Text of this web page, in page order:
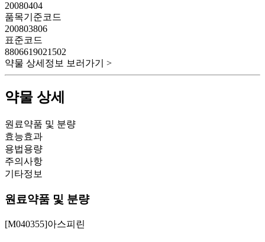
20080404
품목기준코드
200803806
표준코드
8806619021502
약물 상세정보 보러가기 >
약물 상세
원료약품 및 분량
효능효과
용법용량
주의사항
기타정보
원료약품 및 분량
[M040355]아스피린